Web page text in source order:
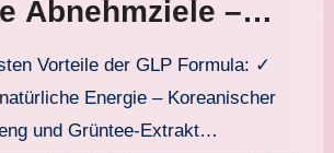
Abnehmziele –
als je zuvor!
Vorteile der GLP Formula: ✓
Energie – Koreanischer
und Grüntee-Extrakt…